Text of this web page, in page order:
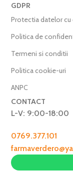
GDPR
Protectia datelor
Politica de
Termeni si conditii
Politica cookie-uri
ANPC
CONTACT
L-V: 9:00-18:00
0769.377.101